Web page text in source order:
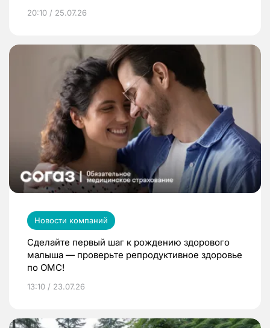
20:10 / 25.07.26
Новости компаний
Сделайте первый шаг к рождению здорового
малыша — проверьте репродуктивное здоровье
по ОМС!
13:10 / 23.07.26